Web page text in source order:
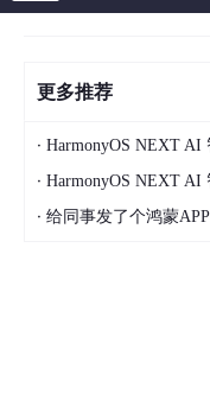
弹窗基础能力的标准化
未来，华为还将联合伙
力、垂类行业等场景推
态。
更多关于“QuickDialog”
mony 三方库中心仓”，
更多推荐
· HarmonyOS NEXT AI
· HarmonyOS NEXT
· 给同事发了个鸿蒙APP